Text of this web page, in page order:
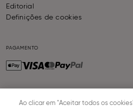
Editorial
Definições de cookies
PAGAMENTO
ENTREGA
Ao clicar em "Aceitar todos os